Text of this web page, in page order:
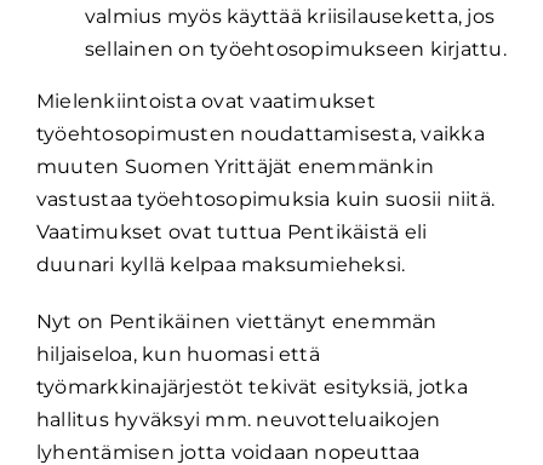
valmius myös käyttää kriisilauseketta, jos
sellainen on työehtosopimukseen kirjattu.
Mielenkiintoista ovat vaatimukset
työehtosopimusten noudattamisesta, vaikka
muuten Suomen Yrittäjät enemmänkin
vastustaa työehtosopimuksia kuin suosii niitä.
Vaatimukset ovat tuttua Pentikäistä eli
duunari kyllä kelpaa maksumieheksi.
Nyt on Pentikäinen viettänyt enemmän
hiljaiseloa, kun huomasi että
työmarkkinajärjestöt tekivät esityksiä, jotka
hallitus hyväksyi mm. neuvotteluaikojen
lyhentämisen jotta voidaan nopeuttaa